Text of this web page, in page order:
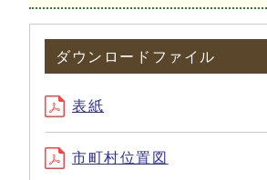
ダウンロードファイル
表紙
市町村位置図